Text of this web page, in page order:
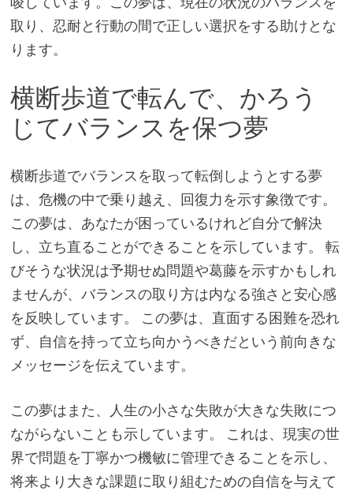
取り、忍耐と行動の間で正しい選択をする助けとな
ります。
横断歩道で転んで、かろう
じてバランスを保つ夢
横断歩道でバランスを取って転倒しようとする夢
は、危機の中で乗り越え、回復力を示す象徴です。
この夢は、あなたが困っているけれど自分で解決
し、立ち直ることができることを示しています。 転
びそうな状況は予期せぬ問題や葛藤を示すかもしれ
ませんが、バランスの取り方は内なる強さと安心感
を反映しています。 この夢は、直面する困難を恐れ
ず、自信を持って立ち向かうべきだという前向きな
メッセージを伝えています。
この夢はまた、人生の小さな失敗が大きな失敗につ
ながらないことも示しています。 これは、現実の世
界で問題を丁寧かつ機敏に管理できることを示し、
将来より大きな課題に取り組むための自信を与えて